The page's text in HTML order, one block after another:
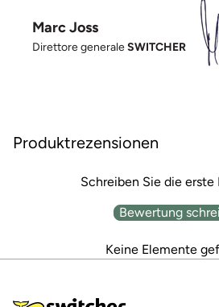
Marc Joss
Direttore generaleSWITCHER
Produktrezensionen
Schreiben Sie die
Bewertung
Keine Elemente